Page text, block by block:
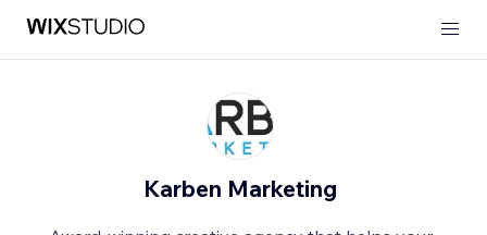
Karben Marketing